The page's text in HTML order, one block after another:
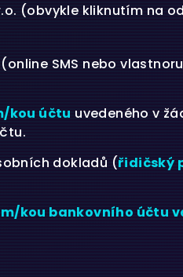
(obvykle kliknutím na
SMS nebo
kou účtu uvedeného v
dokladů (řidičský
kou bankovního účtu